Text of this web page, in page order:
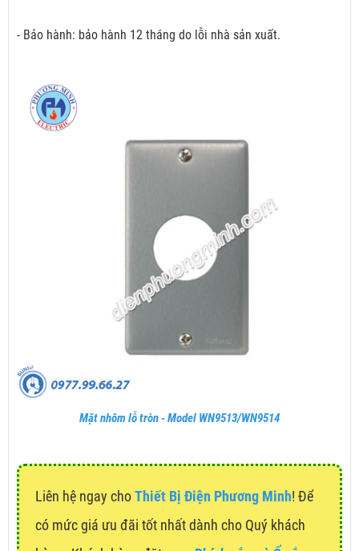
- Bảo hành: bảo hành 12 tháng do lỗi nhà sản xuất.
Mặt nhôm lỗ tròn - Model WN9513/WN9514
Liên hệ ngay choThiết Bị Điện Phương Minh! Để
có mức giá ưu đãi tốt nhất dành cho Quý khách